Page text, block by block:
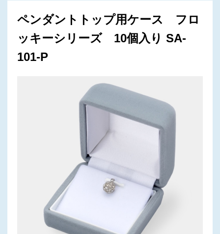
ペンダントトップ用ケース フロ
ッキーシリーズ 10個入り SA-
101-P